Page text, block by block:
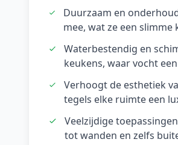
Duurzaam en
mee, wat ze een
Waterbestendig en
keukens, waar vocht
Verhoogt de esthetiek
tegels elke ruimte een
Veelzijdige
tot wanden en zelfs